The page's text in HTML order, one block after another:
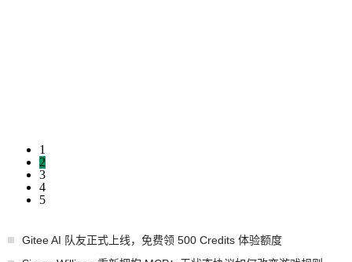
1
2
3
4
5
Gitee AI 队友正式上线，免费领 500 Credits 体验额度